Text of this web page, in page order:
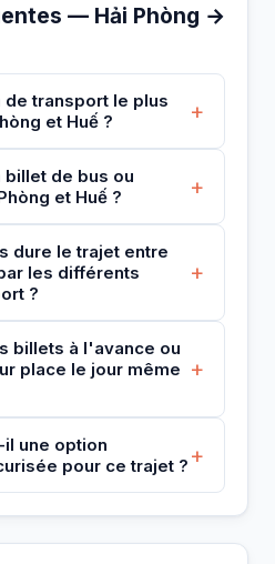
— Hải Phòng →
de transport le plus
et Huế ?
+
billet de bus ou
et Huế ?
+
dure le trajet entre
les différents
?
+
billets à l'avance ou
place le jour même +
une option
pour ce trajet ? +